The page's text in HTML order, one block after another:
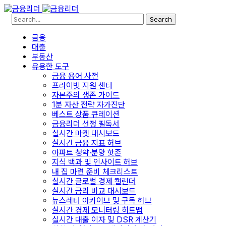
Search
금융
대출
부동산
유용한 도구
금융 용어 사전
프라이빗 지원 센터
자본주의 생존 가이드
1분 자산 전략 자가진단
베스트 상품 큐레이션
금융리더 선정 필독서
실시간 마켓 대시보드
실시간 금융 지표 허브
아파트 청약·분양 핫존
지식 백과 및 인사이트 허브
내 집 마련 준비 체크리스트
실시간 글로벌 경제 캘린더
실시간 금리 비교 대시보드
뉴스레터 아카이브 및 구독 허브
실시간 경제 모니터링 히트맵
실시간 대출 이자 및 DSR 계산기